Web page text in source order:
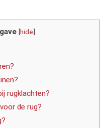
[hide]
rugklachten?
de rug?